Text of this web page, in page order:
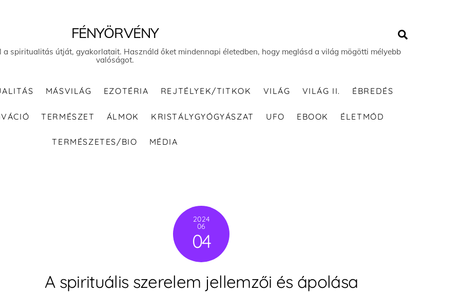
FÉNYÖRVÉNY
a spiritualitás útját, gyakorlatait. Használd őket mindennapi életedben, hogy meglásd a világ mögötti mélyebb
valóságot.
MÁSVILÁG EZOTÉRIA REJTÉLYEK/TITKOK VILÁG VILÁG II. ÉBREDÉS
TERMÉSZET ÁLMOK KRISTÁLYGYÓGYÁSZAT UFO EBOOK ÉLETMÓD
TERMÉSZETES/BIO MÉDIA
2024
06
04
A spirituális szerelem jellemzői és ápolása